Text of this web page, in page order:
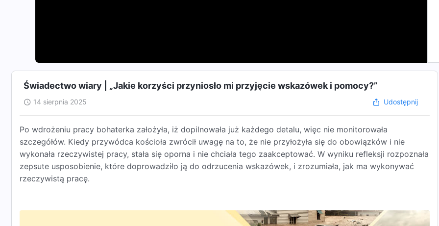
Świadectwo wiary | „Jakie korzyści przyniosło mi przyjęcie wskazówek i pomocy?”
14 sierpnia 2025 Udostępnij
Po wdrożeniu pracy bohaterka założyła, iż dopilnowała już każdego detalu, więc nie monitorowała
szczegółów. Kiedy przywódca kościoła zwrócił uwagę na to, że nie przyłożyła się do obowiązków i nie
wykonała rzeczywistej pracy, stała się oporna i nie chciała tego zaakceptować. W wyniku refleksji rozpoznała
zepsute usposobienie, które doprowadziło ją do odrzucenia wskazówek, i zrozumiała, jak ma wykonywać
rzeczywistą pracę.